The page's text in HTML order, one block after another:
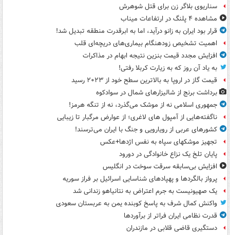
سناریوی بلاگر زن برای قتل شوهرش
مشاهده ۴ پلنگ در ارتفاعات میناب
قرار بود ایران به زانو درآید، اما به ابرقدرت منطقه تبدیل شد!
اهمیت تشخیص زودهنگام بیماری‌های دریچه‌ای قلب
افزایش مجدد قیمت بنزین نتیجه ابهام در مذاکرات
به یاد آن روز که به زیارت کربلا رفتی!
قیمت گاز در اروپا به بالاترین سطح خود از ۲۰۲۳ رسید
برداشت برنج از شالیزارهای شمال در سوادکوه
جمهوری اسلامی نه از موشک می‌گذرد، نه از تنگه هرمز!
ناگفته‌هایی از آمپول های لاغری؛ از عوارض مرگبار تا زیبایی
کشورهای عربی از رویارویی و جنگ با ایران می‌ترسند!
تجهیز موشکهای سپاه به نفس اژدها+عکس
پایان تلخ یک نزاع خانوادگی در دورود
افزایش بی‌سابقه سرقت سوخت در انگلیس
پرواز بالگردها و پهپادهای شناسایی اسرائیل بر فراز سوریه
یک صهیونیست به جرم اعتراض به نتانیاهو زندانی شد
واکنش کمال شرف به پاسخ کوبنده یمن به عربستان سعودی
قدرت نظامی ایران فراتر از برآوردها
دستگیری قاضی قلابی در مازندران